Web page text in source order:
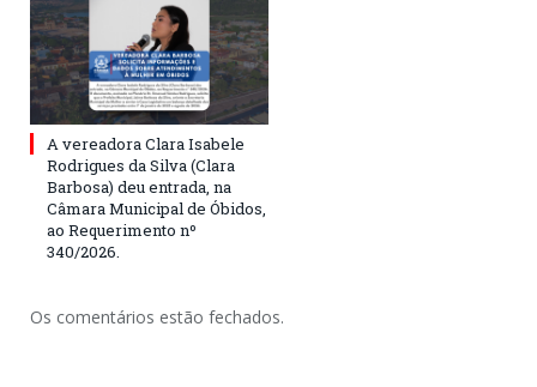
A vereadora Clara Isabele
Rodrigues da Silva (Clara
Barbosa) deu entrada, na
Câmara Municipal de Óbidos,
ao Requerimento nº
340/2026.
Os comentários estão fechados.